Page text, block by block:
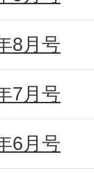
8月号
7月号
6月号